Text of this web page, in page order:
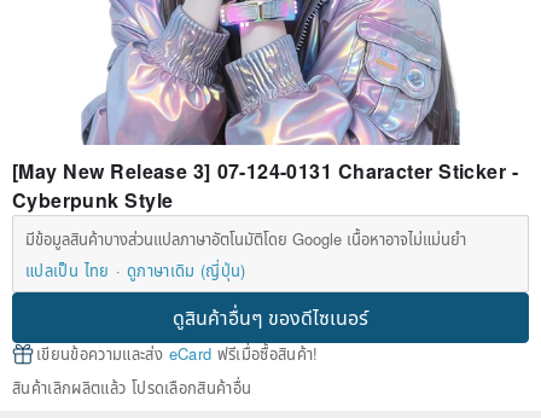
[May New Release 3] 07-124-0131 Character Sticker -
Cyberpunk Style
มีข้อมูลสินค้าบางส่วนแปลภาษาอัตโนมัติโดย Google เนื้อหาอาจไม่แม่นยำ
แปลเป็น ไทย
ดูภาษาเดิม (ญี่ปุ่น)
ดูสินค้าอื่นๆ ของดีไซเนอร์
เขียนข้อความและส่ง eCard ฟรีเมื่อซื้อสินค้า!
สินค้าเลิกผลิตแล้ว โปรดเลือกสินค้าอื่น